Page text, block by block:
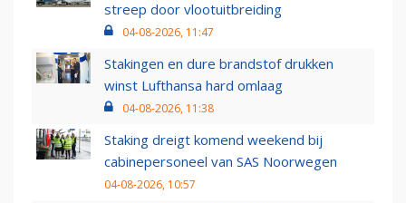
streep door vlootuitbreiding
04-08-2026, 11:47
Stakingen en dure brandstof drukken
winst Lufthansa hard omlaag
04-08-2026, 11:38
Staking dreigt komend weekend bij
cabinepersoneel van SAS Noorwegen
04-08-2026, 10:57